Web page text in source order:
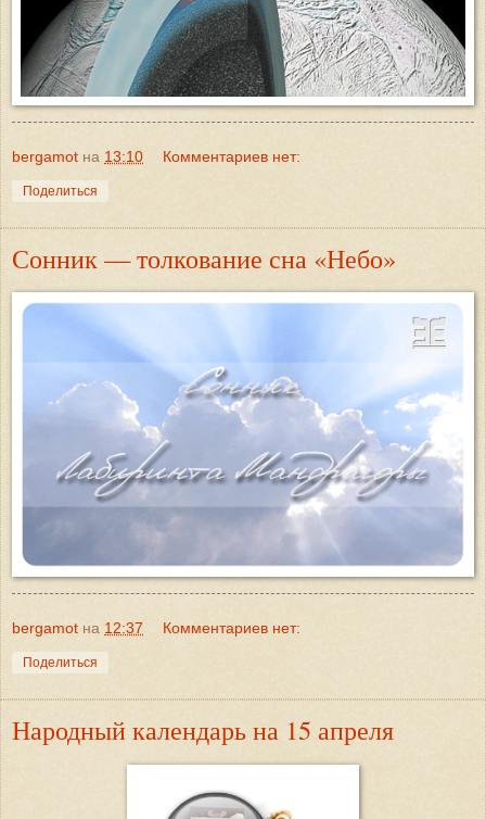
bergamot на 13:10 Комментариев нет:
Поделиться
Сонник — толкование сна «Небо»
bergamot на 12:37 Комментариев нет:
Поделиться
Народный календарь на 15 апреля